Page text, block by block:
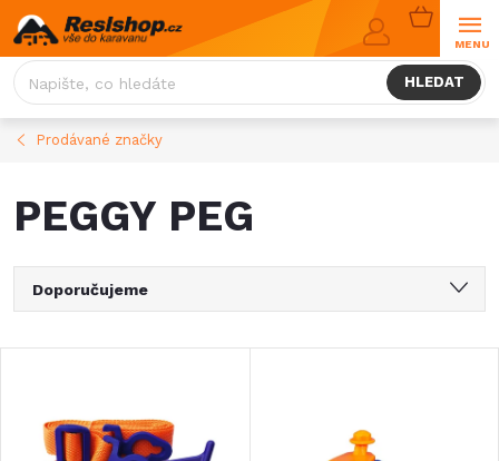
Přejít
na
obsah
HLEDAT
NÁKUPNÍ
KOŠÍK
Prodávané značky
PEGGY PEG
Ř
a
Doporučujeme
Nejprodávanější